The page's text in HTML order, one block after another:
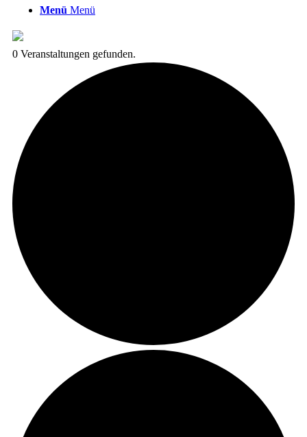
Menü Menü
0 Veranstaltungen gefunden.